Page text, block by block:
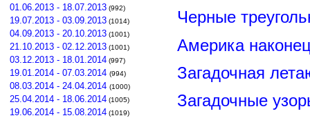
01.06.2013 - 18.07.2013 (992)
19.07.2013 - 03.09.2013 (1014)
04.09.2013 - 20.10.2013 (1001)
21.10.2013 - 02.12.2013 (1001)
03.12.2013 - 18.01.2014 (997)
19.01.2014 - 07.03.2014 (994)
08.03.2014 - 24.04.2014 (1000)
25.04.2014 - 18.06.2014 (1005)
19.06.2014 - 15.08.2014 (1019)
Черные
Америка
Загадочная
Загадочные